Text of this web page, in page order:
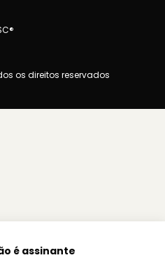
é assinante
os direitos reservados